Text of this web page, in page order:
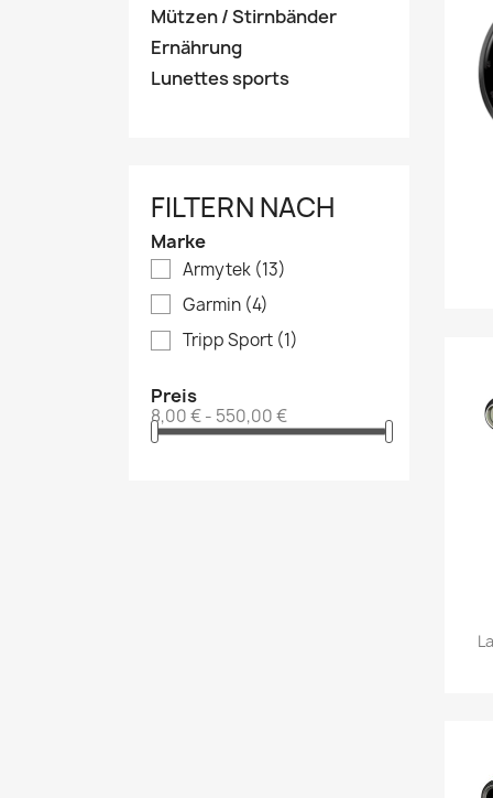
Mützen / Stirnbänder
Ernährung
Lunettes sports
FILTERN NACH
Marke
Armytek (13)
Garmin (4)
Tripp Sport (1)
Preis
8,00 € - 550,00 €